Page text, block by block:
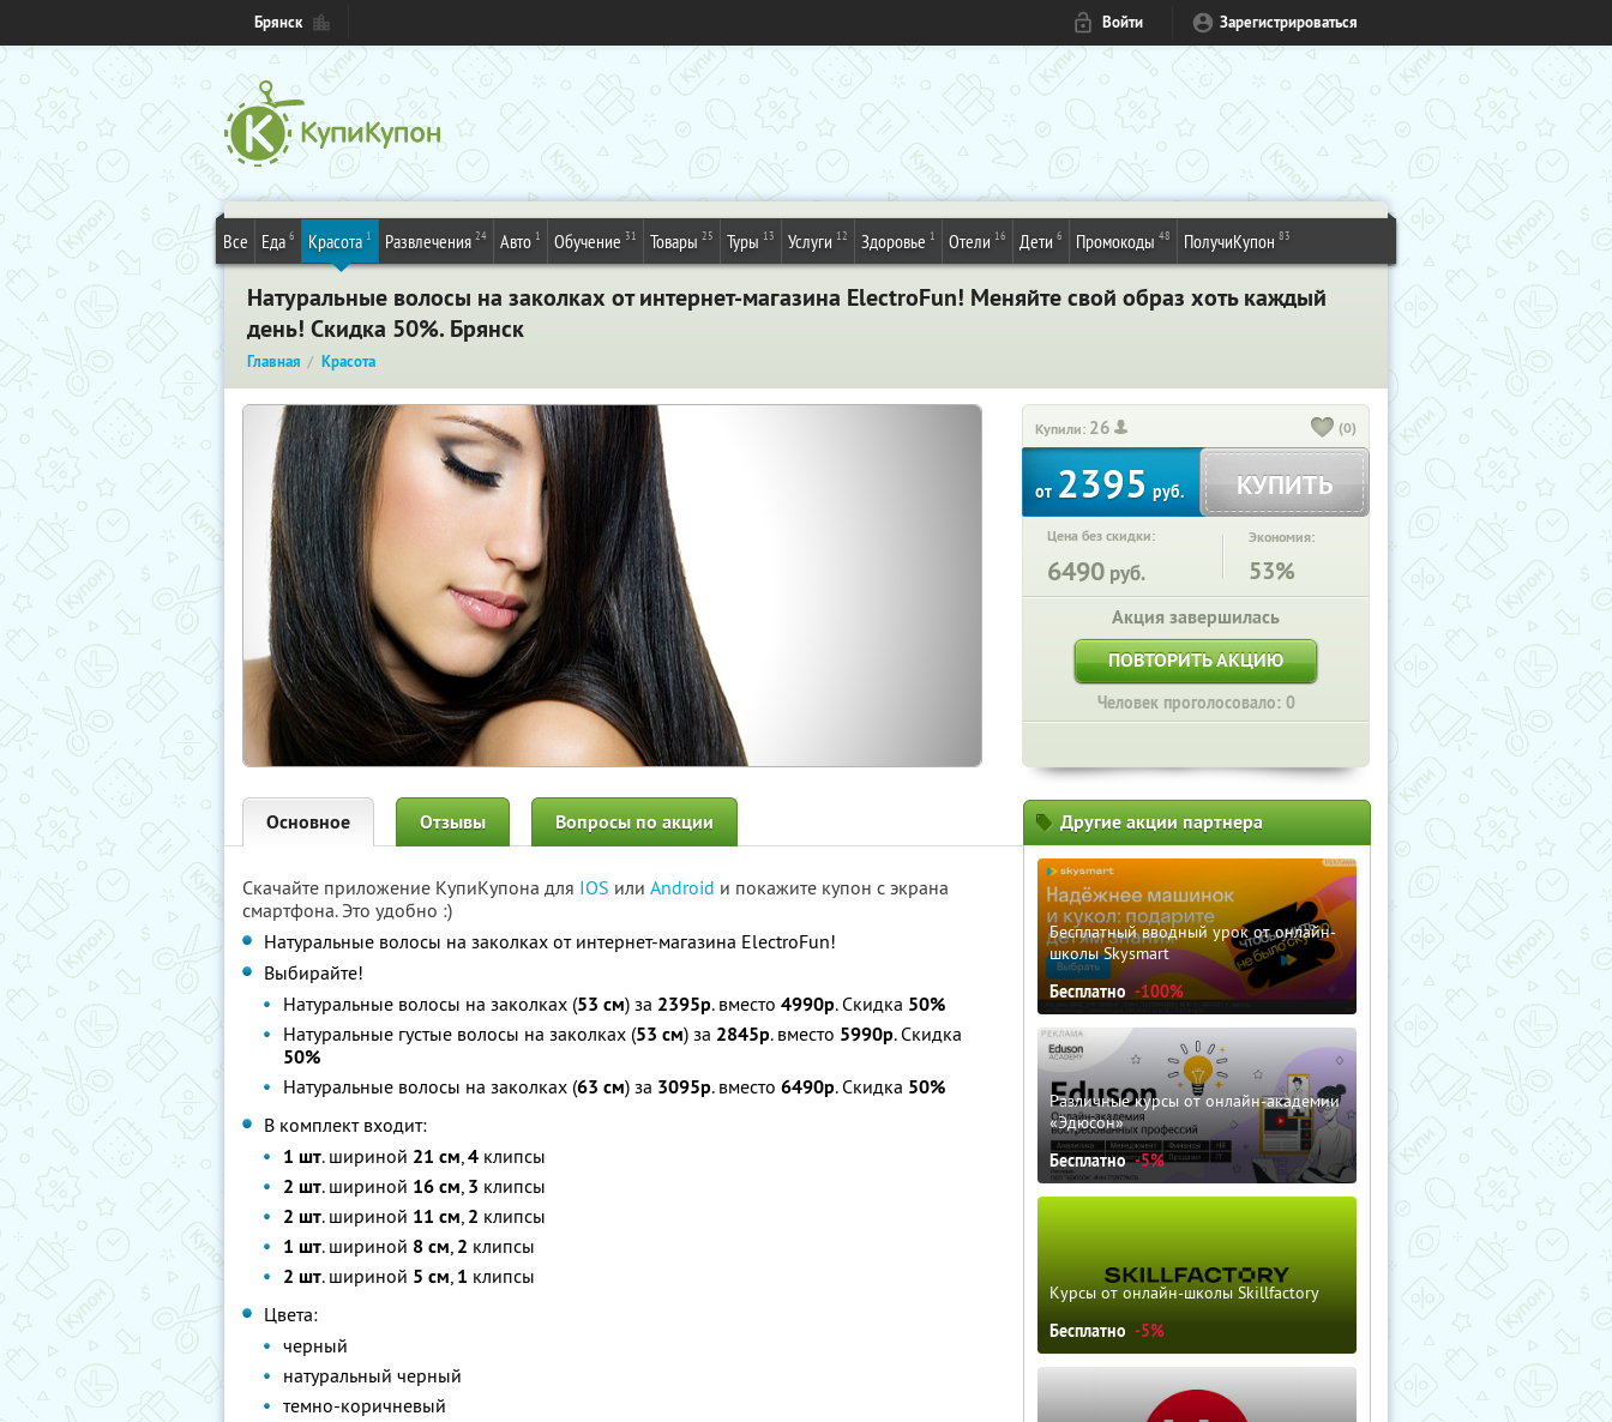
Брянск Войти Зарегистрироваться
Все Еда 6 Красота 1 Развлечения 24 Авто 1 Обучение 31 Товары 25 Туры 13 Услуги 12 Здоровье 1 Отели 16 Дети 6 Промокоды 48 ПолучиКупон 83
Натуральные волосы на заколках от интернет-магазина ElectroFun! Меняйте свой образ хоть каждый
день! Скидка 50%. Брянск
Главная Красота
Купили: 26 (0)
от 2395 руб. КУПИТЬ
Цена без скидки:
6490 руб.
Экономия:
53%
Акция завершилась
ПОВТОРИТЬ АКЦИЮ
Человек проголосовало: 0
Основное Отзывы Вопросы по акции
Скачайте приложение КупиКупона для IOS или Android и покажите купон с экрана
смартфона. Это удобно :)
Натуральные волосы на заколках от интернет-магазина ElectroFun!
Выбирайте!
Натуральные волосы на заколках (53 см) за 2395р. вместо 4990р. Скидка 50%
Натуральные густые волосы на заколках (53 см) за 2845р. вместо 5990р. Скидка
50%
Натуральные волосы на заколках (63 см) за 3095р. вместо 6490р. Скидка 50%
В комплект входит:
1 шт. шириной 21 см,4 клипсы
2 шт. шириной 16 см, 3 клипсы
2 шт. шириной 11 см, 2 клипсы
1 шт. шириной 8 см, 2 клипсы
2 шт. шириной 5 см, 1 клипсы
Цвета:
черный
натуральный черный
темно-коричневый
Другие акции партнера
Бесплатный вводный урок от онлайн-
школы Skysmart
Бесплатно -100%
Различные курсы от онлайн-академии
«Эдюсон»
Бесплатно -5%
Курсы от онлайн-школы Skillfactory
Бесплатно -5%